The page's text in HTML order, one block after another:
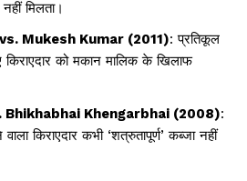
मिलता।
Mukesh Kumar (2011): प्रतिकूल
को मकान मालिक के खिलाफ
Bhikhabhai Khengarbhai (2008):
किराएदार कभी ‘शत्रुतापूर्ण’ कब्जा नहीं